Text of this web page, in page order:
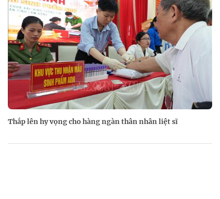
Thắp lên hy vọng cho hàng ngàn thân nhân liệt sĩ